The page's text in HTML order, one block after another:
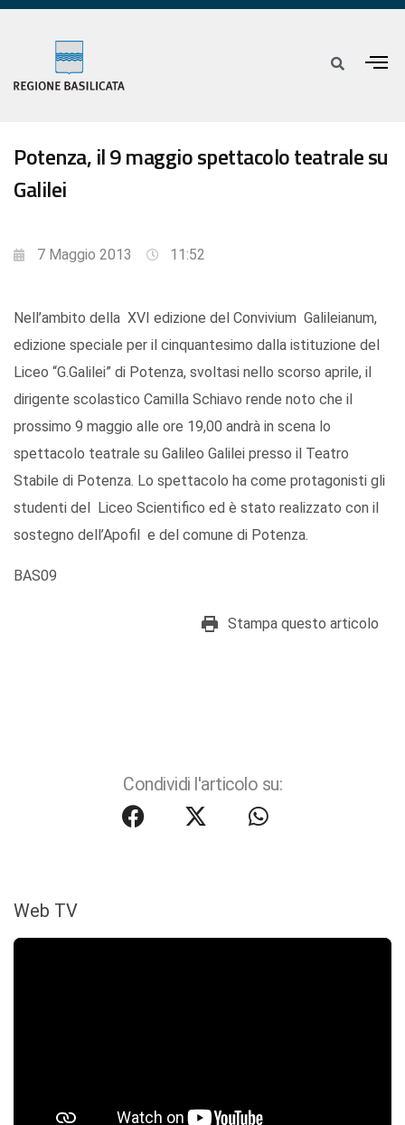
Potenza, il 9 maggio spettacolo teatrale su
Galilei
7 Maggio 2013 11:52
Nell’ambito della XVI edizione del Convivium Galileianum,
edizione speciale per il cinquantesimo dalla istituzione del
Liceo “G.Galilei” di Potenza, svoltasi nello scorso aprile, il
dirigente scolastico Camilla Schiavo rende noto che il
prossimo 9 maggio alle ore 19,00 andrà in scena lo
spettacolo teatrale su Galileo Galilei presso il Teatro
Stabile di Potenza. Lo spettacolo ha come protagonisti gli
studenti del Liceo Scientifico ed è stato realizzato con il
sostegno dell’Apofil e del comune di Potenza.
BAS09
Stampa questo articolo
Condividi l'articolo su:
Web TV